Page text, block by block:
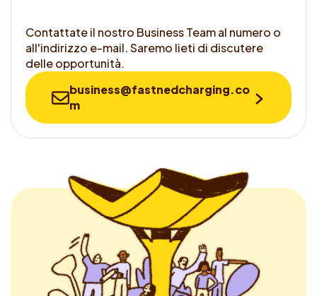
Contattate il nostro Business Team al numero o
all'indirizzo e-mail. Saremo lieti di discutere
delle opportunità.
business@fastnedcharging.co
m